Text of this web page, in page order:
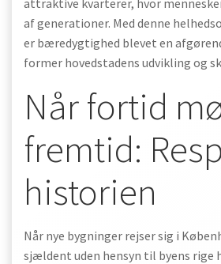
attraktive kvarterer, hvor
af generationer. Med denne
er bæredygtighed blevet en
former hovedstadens udvikling og
Når fortid
fremtid:
historien
Når nye bygninger rejser sig i
sjældent uden hensyn til byens rige